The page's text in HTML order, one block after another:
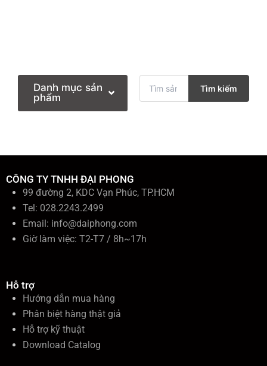
m
Tìm kiếm
Danh mục sản
phẩm
CÔNG TY TNHH ĐẠI PHONG
99 đường 2, KDC Vạn Phúc, TP.HCM
Tel: 028.2243.2499
Email: info@daiphong.com
Giờ làm việc: T2-T7 / 8h~17h
Hỗ trợ
Hướng dẫn mua hàng
Phân biệt hàng thật giả
Hỗ trợ kỹ thuật
Download Catalog